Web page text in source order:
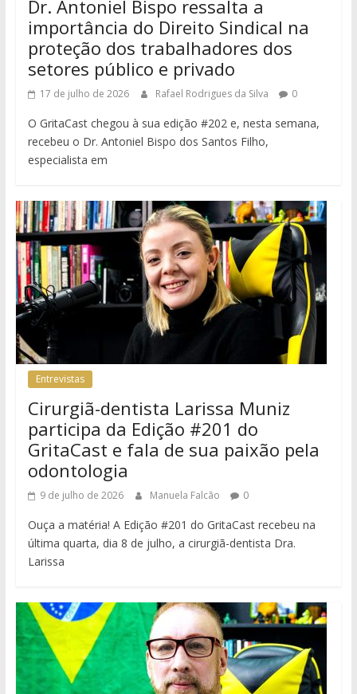
Dr. Antoniel Bispo ressalta a
importância do Direito Sindical na
proteção dos trabalhadores dos
setores público e privado
17 de julho de 2026 Rafael Rodrigues da Silva 0
O GritaCast chegou à sua edição #202 e, nesta semana,
recebeu o Dr. Antoniel Bispo dos Santos Filho,
especialista em
Entrevistas
Cirurgiã-dentista Larissa Muniz
participa da Edição #201 do
GritaCast e fala de sua paixão pela
odontologia
9 de julho de 2026 Manuela Falcão 0
Ouça a matéria! A Edição #201 do GritaCast recebeu na
última quarta, dia 8 de julho, a cirurgiã-dentista Dra.
Larissa